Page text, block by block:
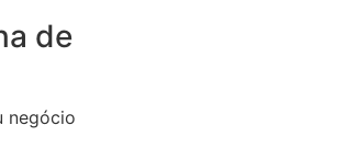
de
negócio